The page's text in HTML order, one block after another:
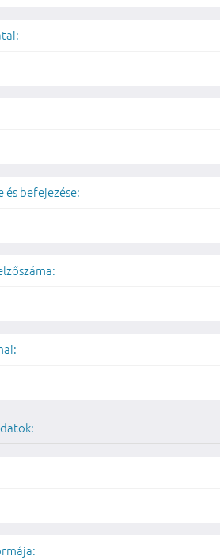
és befejezése: